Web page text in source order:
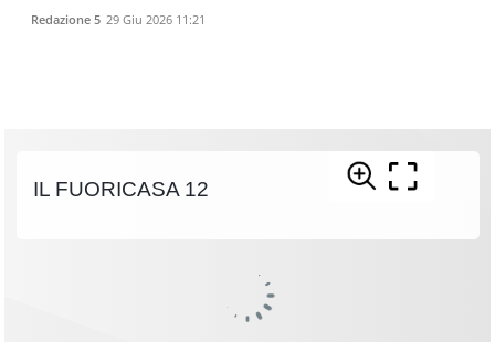
Redazione 5 29 Giu 2026 11:21